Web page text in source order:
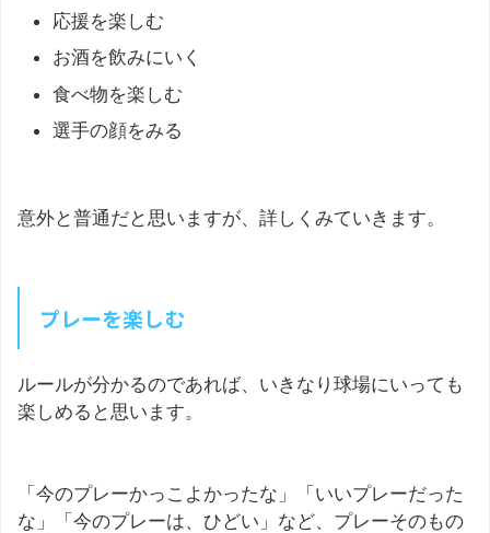
応援を楽しむ
お酒を飲みにいく
食べ物を楽しむ
選手の顔をみる
意外と普通だと思いますが、詳しくみていきます。
プレーを楽しむ
ルールが分かるのであれば、いきなり球場にいっても
楽しめると思います。
「今のプレーかっこよかったな」「いいプレーだった
な」「今のプレーは、ひどい」など、プレーそのもの